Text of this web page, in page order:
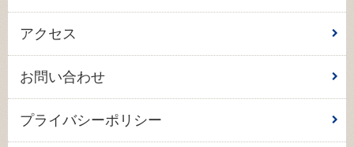
アクセス
お問い合わせ
プライバシーポリシー